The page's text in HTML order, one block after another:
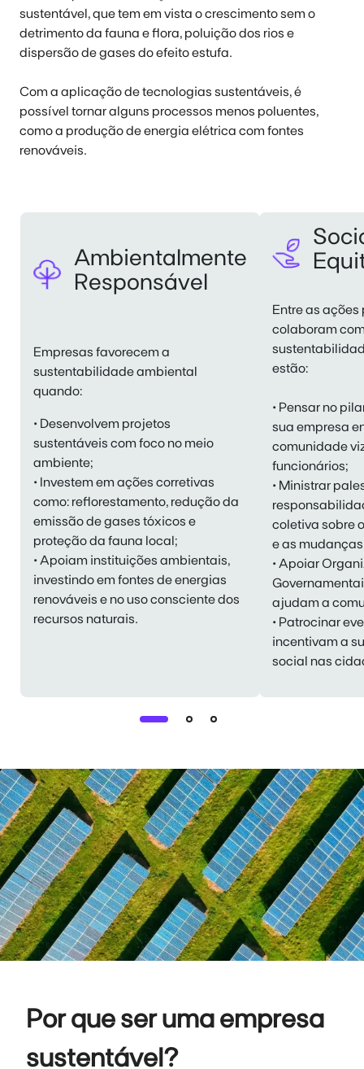
sustentável, que tem em vista o crescimento sem o
detrimento da fauna e flora, poluição dos rios e
dispersão de gases do efeito estufa.
Com a aplicação detecnologias sustentáveis, é
possível tornar alguns processos menos poluentes,
como a produção de energia elétrica com fontes
renováveis.
Ambientalmente
Responsável
Empresas favorecem a
sustentabilidade ambiental
quando:
• Desenvolvem projetos
sustentáveis com foco no meio
ambiente;
• Investem em ações corretivas
como: reflorestamento, redução da
emissão de gases tóxicos e
proteção da fauna local;
• Apoiam instituições ambientais,
investindo em fontes de energias
renováveis e no uso consciente dos
recursos naturais.
Entre as ações
colaboram
estão:
• Pensar no
sua empresa
comunidade
funcionários;
• Ministrar
coletiva sobre
e as
• Apoiar
ajudam a
• Patrocinar
incentivam a
social nas
Por que ser uma empresa
sustentável?